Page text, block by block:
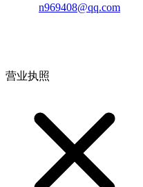
n969408@qq.com
营业执照